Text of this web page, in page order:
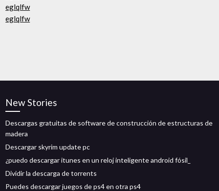
eglqlfw
eglqlfw
New Stories
Descargas gratuitas de software de construcción de estructuras de
madera
Descargar skyrim update pc
¿puedo descargar itunes en un reloj inteligente android fósil_
Dividir la descarga de torrents
Puedes descargar juegos de ps4 en otra ps4